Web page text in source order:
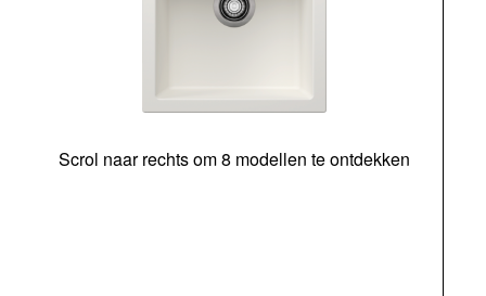
Scrol naar rechts om 8 modellen te ontdekken